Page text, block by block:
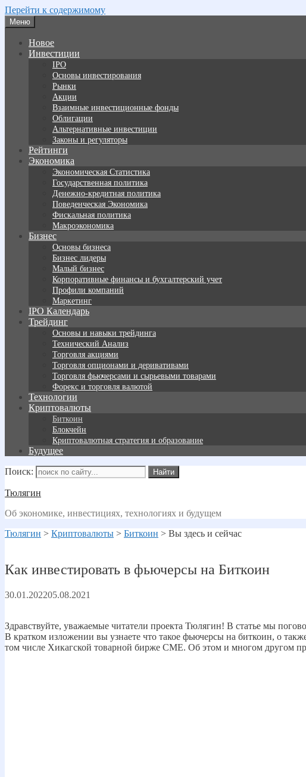
Перейти к содержимому
Меню
Новое
Инвестиции
IPO
Основы инвестирования
Рынки
Акции
Взаимные инвестиционные фонды
Облигации
Альтернативные инвестиции
Законы и регуляторы
Рейтинги
Экономика
Экономическая Статистика
Государственная политика
Денежно-кредитная политика
Поведенческая Экономика
Фискальная политика
Макроэкономика
Бизнес
Основы бизнеса
Бизнес лидеры
Малый бизнес
Корпоративные финансы и бухгалтерский учет
Профили компаний
Маркетинг
IPO Календарь
Трейдинг
Основы и навыки трейдинга
Технический Анализ
Торговля акциями
Торговля опционами и деривативами
Торговля фьючерсами и сырьевыми товарами
Форекс и торговля валютой
Технологии
Криптовалюты
Биткоин
Блокчейн
Криптовалютная стратегия и образование
Будущее
Поиск:
Тюлягин
Об экономике, инвестициях, технологиях и будущем
Тюлягин > Криптовалюты > Биткоин > Вы здесь и сейчас
Как инвестировать в фьючерсы на Биткоин
30.01.202205.08.2021
Здравствуйте, уважаемые читатели проекта Тюлягин! В статье мы
В кратком изложении вы узнаете что такое фьючерсы на биткоин, о
том числе Xикагской товарной бирже CME. Об этом и многом другом